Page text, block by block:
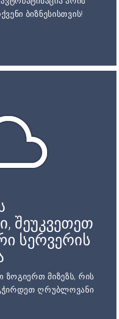
ბიზნესისთვის!
შეუკვეთეთ
სერვერის
მიზეზს, რის
ღრუბლოვანი